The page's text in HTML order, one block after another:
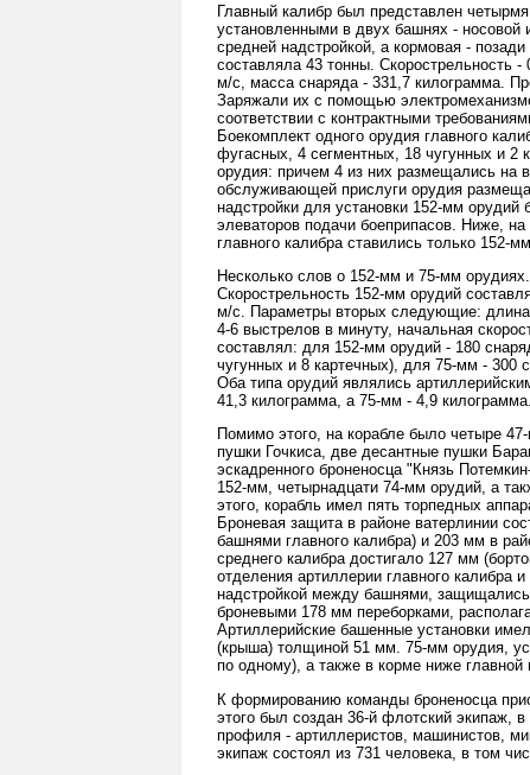
Главный калибр был представлен
установленными в двух башнях - носовой
средней надстройкой, а кормовая -
составляла 43 тонны. Скорострельность
м/с, масса снаряда - 331,7 килограмма.
Заряжали их с помощью
соответствии с контрактными
Боекомплект одного орудия главного
фугасных, 4 сегментных, 18 чугунных и 2
орудия: причем 4 из них размещались на
обслуживающей прислуги орудия
надстройки для установки 152-мм
элеваторов подачи боеприпасов. Ниже,
главного калибра ставились только 152-
Несколько слов о 152-мм и 75-мм
Скорострельность 152-мм орудий
м/с. Параметры вторых следующие: длина
4-6 выстрелов в минуту, начальная
составлял: для 152-мм орудий - 180
чугунных и 8 картечных), для 75-мм - 300
Оба типа орудий являлись
41,3 килограмма, а 75-мм - 4,9 килограмма.
Помимо этого, на корабле было четыре
пушки Гочкиса, две десантные пушки
эскадренного броненосца "Князь
152-мм, четырнадцати 74-мм орудий, а
этого, корабль имел пять торпедных
Броневая защита в районе ватерлинии
башнями главного калибра) и 203 мм в
среднего калибра достигало 127 мм
отделения артиллерии главного калибра
надстройкой между башнями,
броневыми 178 мм переборками,
Артиллерийские башенные установки
(крыша) толщиной 51 мм. 75-мм орудия,
по одному), а также в корме ниже
К формированию команды броненосца
этого был создан 36-й флотский экипаж,
профиля - артиллеристов, машинистов,
экипаж состоял из 731 человека, в том